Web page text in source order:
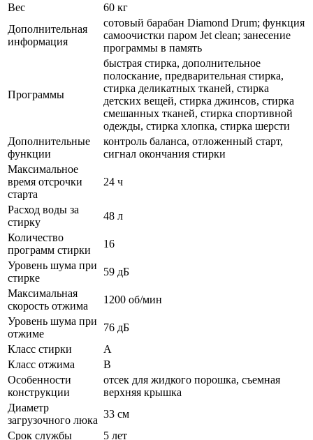
Вес
60 кг
Дополнительная
информация
сотовый барабан Diamond Drum; функция
самоочистки паром Jet clean; занесение
программы в память
Программы
быстрая стирка, дополнительное
полоскание, предварительная стирка,
стирка деликатных тканей, стирка
детских вещей, стирка джинсов, стирка
смешанных тканей, стирка спортивной
одежды, стирка хлопка, стирка шерсти
Дополнительные
функции
контроль баланса, отложенный старт,
сигнал окончания стирки
Максимальное
время отсрочки
старта
24 ч
Расход воды за
стирку
48 л
Количество
программ стирки
16
Уровень шума при
стирке
59 дБ
Максимальная
скорость отжима
1200 об/мин
Уровень шума при
отжиме
76 дБ
Класс стирки
A
Класс отжима
B
Особенности
конструкции
отсек для жидкого порошка, съемная
верхняя крышка
Диаметр
загрузочного люка
33 см
Срок службы
5 лет